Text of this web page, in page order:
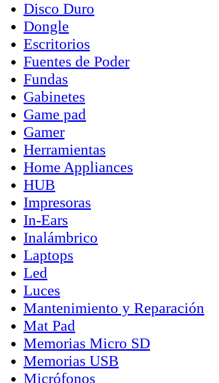
Disco Duro
Dongle
Escritorios
Fuentes de Poder
Fundas
Gabinetes
Game pad
Gamer
Herramientas
Home Appliances
HUB
Impresoras
In-Ears
Inalámbrico
Laptops
Led
Luces
Mantenimiento y Reparación
Mat Pad
Memorias Micro SD
Memorias USB
Micrófonos